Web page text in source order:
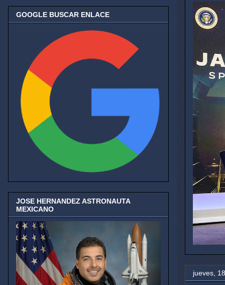
jueves,
GOOGLE BUSCAR ENLACE
JOSE HERNANDEZ ASTRONAUTA
MEXICANO